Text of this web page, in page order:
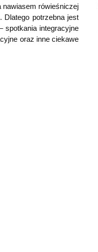
rówieśniczej
Dlatego potrzebna jest
spotkania integracyjne
oraz inne ciekawe